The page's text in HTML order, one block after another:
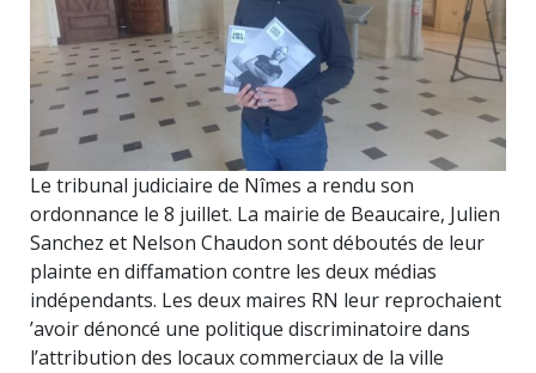
Le tribunal judiciaire de Nîmes a rendu son
ordonnance le 8 juillet. La mairie de Beaucaire, Julien
Sanchez et Nelson Chaudon sont déboutés de leur
plainte en diffamation contre les deux médias
indépendants. Les deux maires RN leur reprochaient
’avoir dénoncé une politique discriminatoire dans
l’attribution des locaux commerciaux de la ville